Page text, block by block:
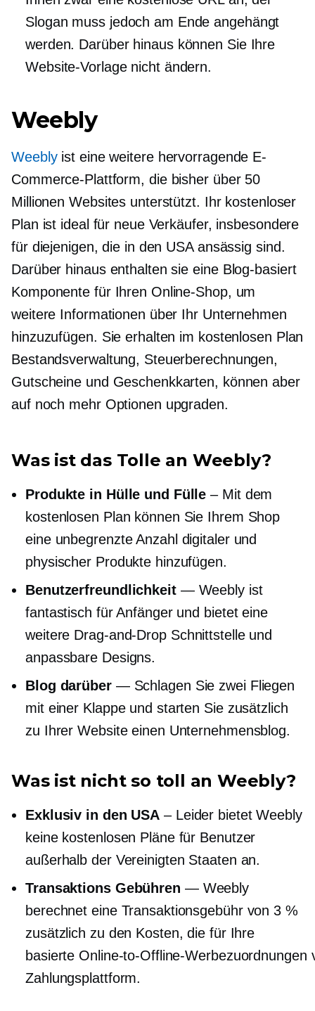
Slogan muss jedoch am Ende angehängt
werden. Darüber hinaus können Sie Ihre
Website-Vorlage nicht ändern.
Weebly
Weeblyist eine weitere hervorragende E-
Commerce-Plattform, die bisher über 50
Millionen Websites unterstützt. Ihr kostenloser
Plan ist ideal für neue Verkäufer, insbesondere
für diejenigen, die in den USA ansässig sind.
Darüber hinaus enthalten sie eine Blog-basiert
Komponente für Ihren Online-Shop, um
weitere Informationen über Ihr Unternehmen
hinzuzufügen. Sie erhalten im kostenlosen Plan
Bestandsverwaltung, Steuerberechnungen,
Gutscheine und Geschenkkarten, können aber
auf noch mehr Optionen upgraden.
Was ist das Tolle an Weebly?
Produkte in Hülle und Fülle – Mit dem
kostenlosen Plan können Sie Ihrem Shop
eine unbegrenzte Anzahl digitaler und
physischer Produkte hinzufügen.
Benutzerfreundlichkeit— Weebly ist
fantastisch für Anfänger und bietet eine
weitere Drag-and-DropSchnittstelle und
anpassbare Designs.
Blog darüber— Schlagen Sie zwei Fliegen
mit einer Klappe und starten Sie zusätzlich
zu Ihrer Website einen Unternehmensblog.
Was ist nicht so toll an Weebly?
Exklusiv in den USA – Leider bietet Weebly
keine kostenlosen Pläne für Benutzer
außerhalb der Vereinigten Staaten an.
Transaktions Gebühren — Weebly
berechnet eine Transaktionsgebühr von 3 %
zusätzlich zu den Kosten, die für Ihre
basierte Online-to-Offline-Werbezuordnungen
Zahlungsplattform.